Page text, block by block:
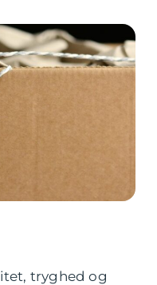
tryghed og